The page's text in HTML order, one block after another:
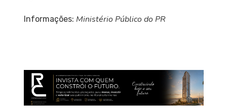
Informações: Ministério Público do PR